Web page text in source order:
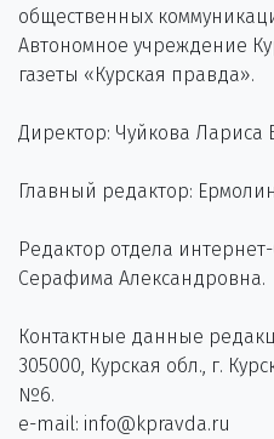
общественных
Автономное учреждение
газеты «Курская правда».
Директор: Чуйкова Лариса
Главный редактор:
Редактор отдела
Серафима Александровна.
Контактные данные
305000, Курская обл., г.
№6.
e-mail: info@kpravda.ru